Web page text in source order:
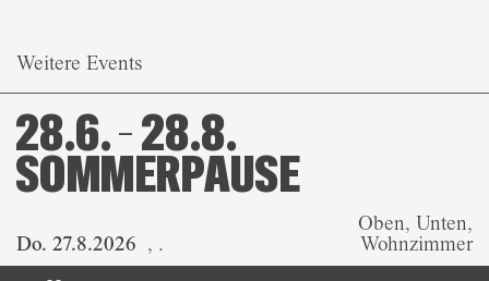
Weitere Events
Do. 27.8.2026 , .
28.6. – 28.8.
SOMMERPAUSE
Oben, Unten,
Wohnzimmer